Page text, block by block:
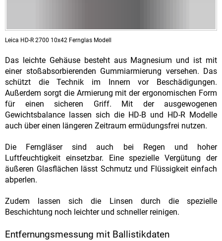
Leica HD-R 2700 10x42 Fernglas Modell
Das leichte Gehäuse besteht aus Magnesium und ist mit
einer stoßabsorbierenden Gummiarmierung versehen. Das
schützt die Technik im Innern vor Beschädigungen.
Außerdem sorgt die Armierung mit der ergonomischen Form
für einen sicheren Griff. Mit der ausgewogenen
Gewichtsbalance lassen sich die HD-B und HD-R Modelle
auch über einen längeren Zeitraum ermüdungsfrei nutzen.
Die Ferngläser sind auch bei Regen und hoher
Luftfeuchtigkeit einsetzbar. Eine spezielle Vergütung der
äußeren Glasflächen lässt Schmutz und Flüssigkeit einfach
abperlen.
Zudem lassen sich die Linsen durch die spezielle
Beschichtung noch leichter und schneller reinigen.
Entfernungsmessung mit Ballistikdaten